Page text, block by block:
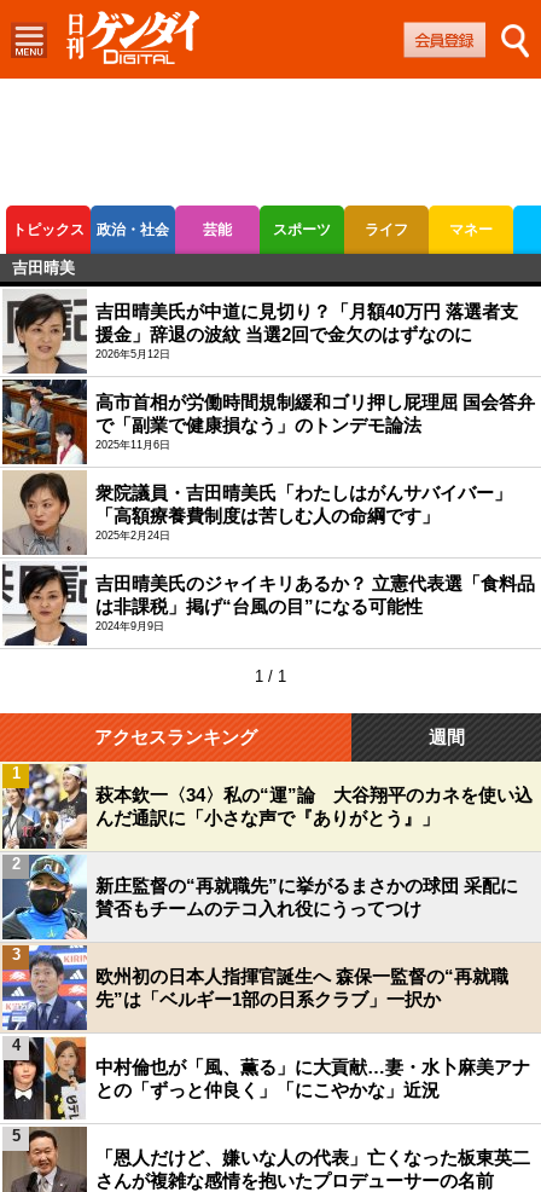
トピックス 政治・社会 芸能 スポーツ ライフ マネー
ボートレース
吉田晴美
吉田晴美氏が中道に見切り？「月額40万円 落選者支
援金」辞退の波紋 当選2回で金欠のはずなのに
2026年5月12日
高市首相が労働時間規制緩和ゴリ押し屁理屈 国会答弁
で「副業で健康損なう」のトンデモ論法
2025年11月6日
衆院議員・吉田晴美氏「わたしはがんサバイバー」
「高額療養費制度は苦しむ人の命綱です」
2025年2月24日
吉田晴美氏のジャイキリあるか？ 立憲代表選「食料品
は非課税」掲げ“台風の目”になる可能性
2024年9月9日
1 / 1
アクセスランキング 週間
萩本欽一〈34〉私の“運”論 大谷翔平のカネを使い込
んだ通訳に「小さな声で『ありがとう』」
1
新庄監督の“再就職先”に挙がるまさかの球団 采配に
賛否もチームのテコ入れ役にうってつけ
2
欧州初の日本人指揮官誕生へ 森保一監督の“再就職
先”は「ベルギー1部の日系クラブ」一択か
3
中村倫也が「風、薫る」に大貢献…妻・水卜麻美アナ
との「ずっと仲良く」「にこやかな」近況
4
「恩人だけど、嫌いな人の代表」亡くなった板東英二
さんが複雑な感情を抱いたプロデューサーの名前
5